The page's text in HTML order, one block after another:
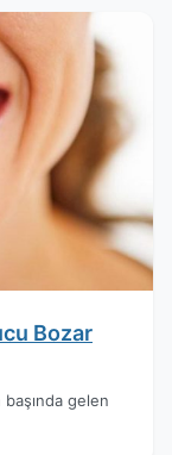
Bozar
başında gelen